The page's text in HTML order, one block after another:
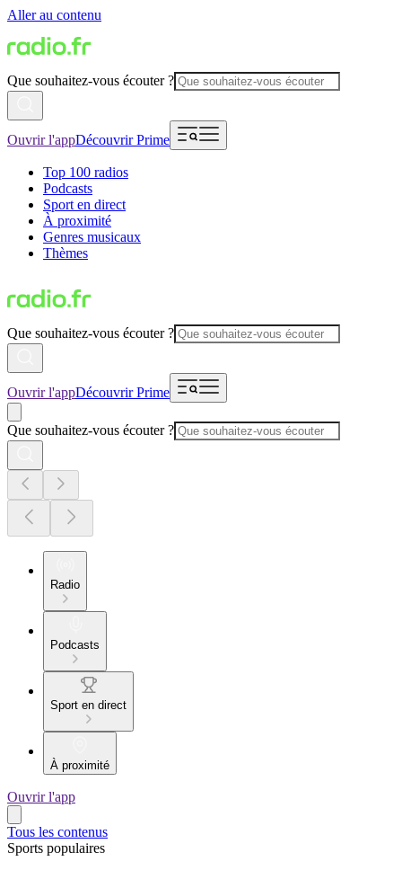
Aller au contenu
Que souhaitez-vous écouter ?
Ouvrir l'appDécouvrir Prime
Top 100 radios
Podcasts
Sport en direct
À proximité
Genres musicaux
Thèmes
Que souhaitez-vous écouter ?
Ouvrir l'appDécouvrir Prime
Que souhaitez-vous écouter ?
Radio
Podcasts
Sport en direct
À proximité
Ouvrir l'app
Tous les contenus
Sports populaires